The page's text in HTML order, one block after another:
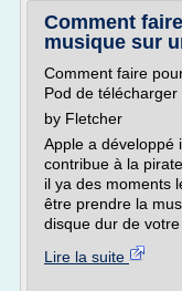
Comment
musique sur
Comment faire
Pod de
by Fletcher
Apple a développé
contribue à la
il ya des moments
être prendre la
disque dur de votre
Lire la suite